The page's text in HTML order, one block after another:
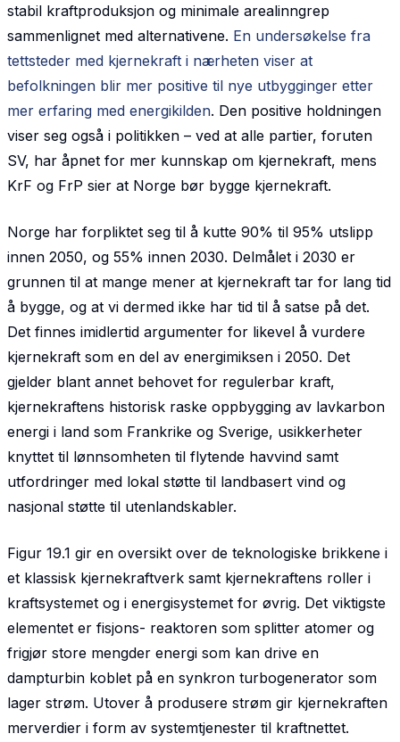
stabil kraftproduksjon og minimale arealinngrep
sammenlignet med alternativene. En undersøkelse fra
tettsteder med kjernekraft i nærheten viser at
befolkningen blir mer positive til nye utbygginger etter
mer erfaring med energikilden. Den positive holdningen
viser seg også i politikken – ved at alle partier, foruten
SV, har åpnet for mer kunnskap om kjernekraft, mens
KrF og FrP sier at Norge bør bygge kjernekraft.
Norge har forpliktet seg til å kutte 90% til 95% utslipp
innen 2050, og 55% innen 2030. Delmålet i 2030 er
grunnen til at mange mener at kjernekraft tar for lang tid
å bygge, og at vi dermed ikke har tid til å satse på det.
Det finnes imidlertid argumenter for likevel å vurdere
kjernekraft som en del av energimiksen i 2050. Det
gjelder blant annet behovet for regulerbar kraft,
kjernekraftens historisk raske oppbygging av lavkarbon
energi i land som Frankrike og Sverige, usikkerheter
knyttet til lønnsomheten til flytende havvind samt
utfordringer med lokal støtte til landbasert vind og
nasjonal støtte til utenlandskabler.
Figur 19.1 gir en oversikt over de teknologiske brikkene i
et klassisk kjernekraftverk samt kjernekraftens roller i
kraftsystemet og i energisystemet for øvrig. Det viktigste
elementet er fisjons- reaktoren som splitter atomer og
frigjør store mengder energi som kan drive en
dampturbin koblet på en synkron turbogenerator som
lager strøm. Utover å produsere strøm gir kjernekraften
merverdier i form av systemtjenester til kraftnettet.